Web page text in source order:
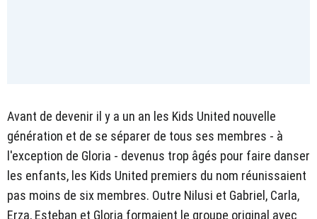
Avant de devenir il y a un an les Kids United nouvelle
génération et de se séparer de tous ses membres - à
l'exception de Gloria - devenus trop âgés pour faire danser
les enfants, les Kids United premiers du nom réunissaient
pas moins de six membres. Outre Nilusi et Gabriel, Carla,
Erza, Esteban et Gloria formaient le groupe original avec